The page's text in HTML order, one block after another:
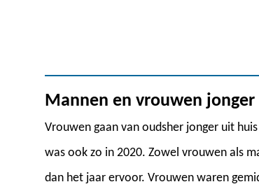
Mannen en vrouwen
Vrouwen gaan van oudsher jonger uit
was ook zo in 2020. Zowel vrouwen als
dan het jaar ervoor. Vrouwen waren